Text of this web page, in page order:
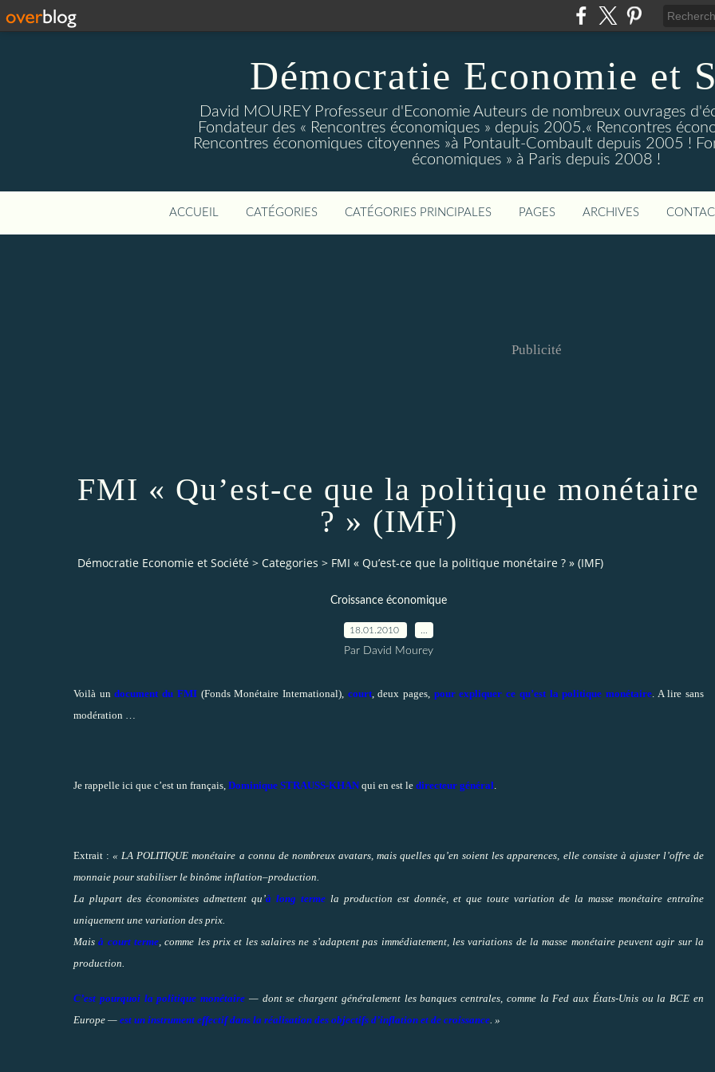
Démocratie Economie et
David MOUREY Professeur d'Economie Auteurs de nombreux ouvrages
Fondateur des « Rencontres économiques » depuis 2005.« Rencontres
Rencontres économiques citoyennes »à Pontault-Combault depuis 2005 !
économiques » à Paris depuis 2008 !
ACCUEIL CATÉGORIES CATÉGORIES PRINCIPALES PAGES ARCHIVES
Publicité
FMI « Qu’est-ce que la politique monétaire
? » (IMF)
Démocratie Economie et Société > Categories > FMI « Qu’est-ce que la politique monétaire ? » (IMF)
Croissance économique
18.01.2010
Par David Mourey
Voilà undocument du FMI(Fonds Monétaire International), court, deux pages, pour expliquer ce qu’est la politique monétaire. A lire sans
modération …
Je rappelle ici que c’est un français, Dominique STRAUSS-KHAN qui en est le directeur général
Extrait :« LA POLITIQUE monétaire a connu de nombreux avatars, mais quelles qu’en soient les apparences, elle consiste à ajuster l’offre de
monnaie pour stabiliser le binôme inflation–production.
La plupart des économistes admettent qu’à long terme la production est donnée, et que toute variation de la masse monétaire entraîne
uniquement une variation des prix.
Maisà court terme , comme les prix et les salaires ne s’adaptent pas immédiatement, les variations de la masse monétaire peuvent agir sur la
production.
C’est pourquoi la politique monétaire — dont se chargent généralement les banques centrales, comme la Fed aux États-Unis ou la BCE en
Europe — est un instrument effectif dans la réalisation des objectifs d’inflation et de croissance . »